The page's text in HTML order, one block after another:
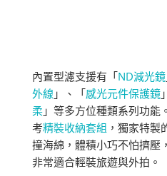
內置型濾支援有「ND減光鏡
外線 」、「感光元件保護鏡
柔」等多方位種類系列功能
考精裝收納套組 ，獨家特製
撞海綿，體積小巧不怕擠壓
非常適合輕裝旅遊與外拍。